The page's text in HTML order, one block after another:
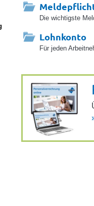
Die wichtigste
Lohnkonto
Für jeden